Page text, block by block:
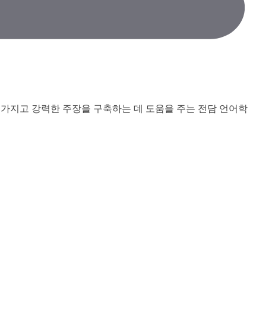
지고 강력한 주장을 구축하는 데 도움을 주는 전담 언어학